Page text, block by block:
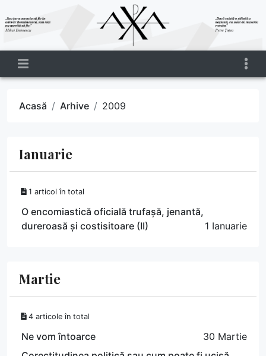
Acasă Arhive 2009
Ianuarie
1 articol în total
O encomiastică oficială trufașă, jenantă,
dureroasă și costisitoare (II)
1 Ianuarie
Martie
4 articole în total
Ne vom întoarce
30 Martie